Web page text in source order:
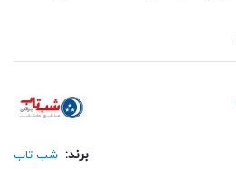
برند: شب تاب